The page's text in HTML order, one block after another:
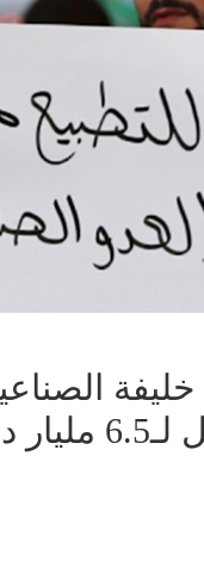
قليلة